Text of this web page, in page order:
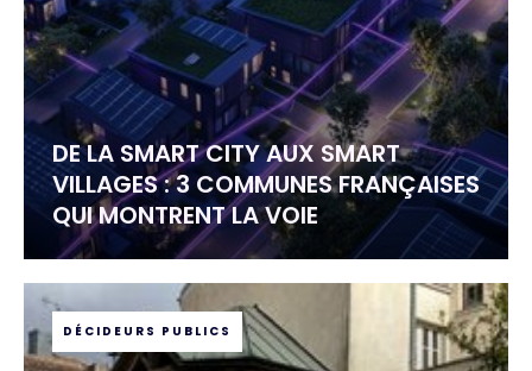
DE LA SMART CITY AUX SMART
VILLAGES : 3 COMMUNES FRANÇAISES
QUI MONTRENT LA VOIE
DÉCIDEURS PUBLICS